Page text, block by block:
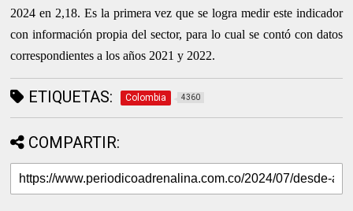
2024 en 2,18. Es la primera vez que se logra medir este indicador
con información propia del sector, para lo cual se contó con datos
correspondientes a los años 2021 y 2022.
ETIQUETAS: Colombia 4360
COMPARTIR: